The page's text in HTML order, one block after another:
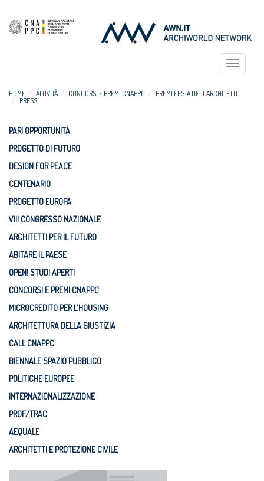
Toggle
HOME ATTIVITÀ CONCORSI E PREMI CNAPPC
PREMI FESTA DELL'ARCHITETTO
PRESS
PARI OPPORTUNITÀ
PROGETTO DI FUTURO
DESIGN FOR PEACE
CENTENARIO
PROGETTO EUROPA
VIII CONGRESSO NAZIONALE
ARCHITETTI PER IL FUTURO
ABITARE IL PAESE
OPEN! STUDI APERTI
CONCORSI E PREMI CNAPPC
MICROCREDITO PER L'HOUSING
ARCHITETTURA DELLA GIUSTIZIA
CALL CNAPPC
BIENNALE SPAZIO PUBBLICO
POLITICHE EUROPEE
INTERNAZIONALIZZAZIONE
PROF/TRAC
AEQUALE
ARCHITETTI E PROTEZIONE CIVILE